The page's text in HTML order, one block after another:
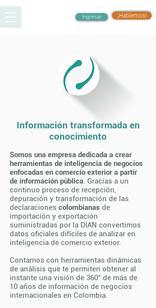
¡Hablemos!
Ingresar
Información transformada en
conocimiento
Somos una empresa dedicada a crear
herramientas de inteligencia de negocios
enfocadas en comercio exterior a partir
de información pública. Gracias a un
continuo proceso de recepción,
depuración y transformación de las
declaraciones colombianas de
importación y exportación
suministradas por la DIAN convertimos
datos oficiales difíciles de analizar en
inteligencia de comercio exterior.
Contamos con herramientas dinámicas
de análisis que te permiten obtener al
instante una visión de 360° de más de
10 años de información de negocios
internacionales en Colombia.